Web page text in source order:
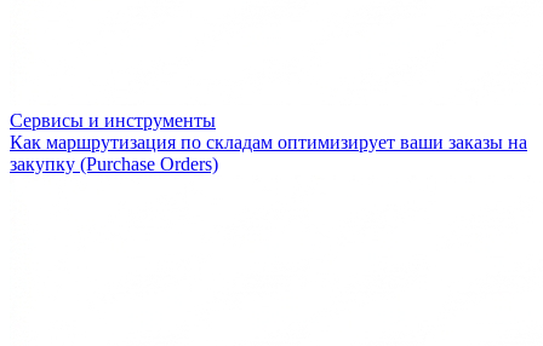
Сервисы и инструменты
Как маршрутизация по складам оптимизирует ваши заказы на
закупку (Purchase Orders)